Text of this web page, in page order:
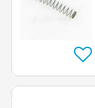
Op=Op